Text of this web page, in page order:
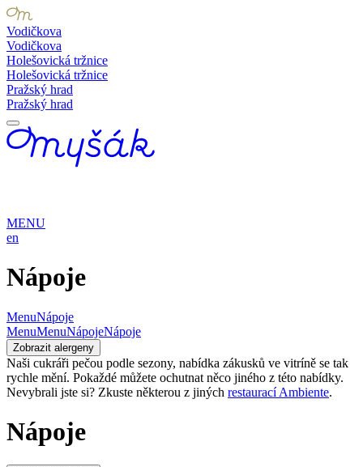
Vodičkova
Vodičkova
Holešovická tržnice
Holešovická tržnice
Pražský hrad
Pražský hrad
MENU
en
Nápoje
MenuNápoje
MenuMenuNápojeNápoje
Zobrazit alergeny
Naši cukráři pečou podle sezony, nabídka zákusků ve vitríně se tak
rychle mění. Pokaždé můžete ochutnat něco jiného z této nabídky.
Nevybrali jste si? Zkuste některou z jiných restaurací Ambiente.
Nápoje